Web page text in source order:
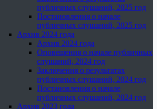
публичных слушаний, 2025 год
Постановления о начале
публичных слушаний, 2025 год
Архив 2024 года
Архив 2024 года
Оповещения о начале публичных
слушаний, 2024 год
Заключения о результатах
публичных слушаний, 2024 год
Постановления о начале
публичных слушаний, 2024 год
Архив 2023 года